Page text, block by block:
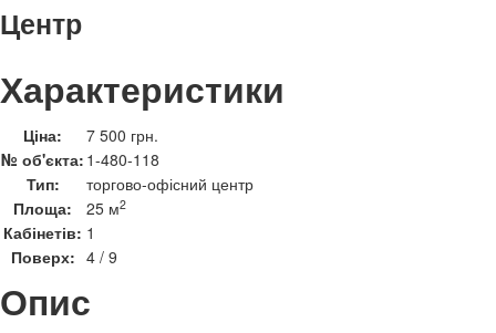
Центр
Характеристики
Ціна:
7 500 грн.
№ об'єкта: 1-480-118
Тип:
торгово-офісний центр
Площа:
25 м2
Кабінетів: 1
Поверх: 4 / 9
Опис